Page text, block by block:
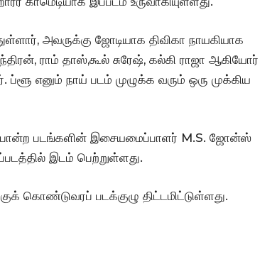
அவருக்கு ஜோடியாக திவிகா நாயகியாக
ராம் தாஸ்,கூல் சுரேஷ், கல்கி ராஜா ஆகியோர்
ப்ளூ எனும் நாய் படம் முழுக்க வரும் ஒரு முக்கிய
படங்களின் இசையமைப்பாளர் M.S. ஜோன்ஸ்
இடம் பெற்றுள்ளது.
கொண்டுவரப் படக்குழு திட்டமிட்டுள்ளது.